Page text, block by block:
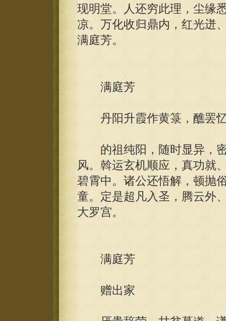
现明堂。人还穷此理，尘缘
凉。万化收归鼎内，红光迸
满庭芳。
满庭芳
丹阳升霞作黄箓，醮罢
的祖纯阳，随时显异，密
风。斡运玄机顺应，真功就
碧霄中。诸公还悟解，顿抛
童。定是超凡入圣，腾云外
大罗宫。
满庭芳
赠出家